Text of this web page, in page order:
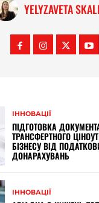
YELYZAVETA
ІННОВАЦІЇ
ПІДГОТОВКА
ТРАНСФЕРТНОГО
БІЗНЕСУ ВІД
ДОНАРАХУВАНЬ
ІННОВАЦІЇ